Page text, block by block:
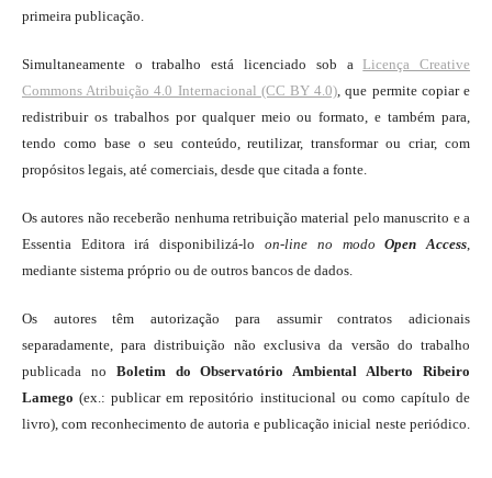
primeira publicação.
Simultaneamente o trabalho está licenciado sob a Licença Creative
Commons Atribuição 4.0 Internacional (CC BY 4.0) , que permite copiar e
redistribuir os trabalhos por qualquer meio ou formato, e também para,
tendo como base o seu conteúdo, reutilizar, transformar ou criar, com
propósitos legais, até comerciais, desde que citada a fonte.
Os autores não receberão nenhuma retribuição material pelo manuscrito e a
Essentia Editora irá disponibilizá-lo on-line no modo Open Access
mediante sistema próprio ou de outros bancos de dados.
Os autores têm autorização para assumir contratos adicionais
separadamente, para distribuição não exclusiva da versão do trabalho
publicada no Boletim do Observatório Ambiental Alberto Ribeiro
Lamego (ex.: publicar em repositório institucional ou como capítulo de
livro), com reconhecimento de autoria e publicação inicial neste periódico.